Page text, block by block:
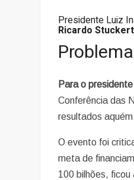
Presidente Luiz
Ricardo
Para o
Conferência das
resultados
O evento foi
meta de
100 bilhões,